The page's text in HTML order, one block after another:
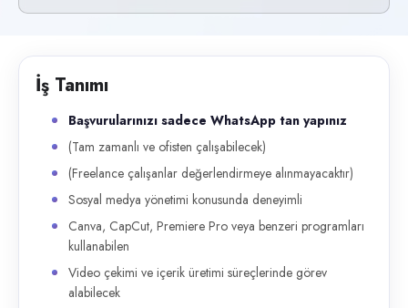
İlan açıklaması
İş Tanımı
Başvurularınızı sadece WhatsApp tan yapınız
(Tam zamanlı ve ofisten çalışabilecek)
(Freelance çalışanlar değerlendirmeye alınmayacaktır)
Sosyal medya yönetimi konusunda deneyimli
Canva, CapCut, Premiere Pro veya benzeri programları
kullanabilen
Video çekimi ve içerik üretimi süreçlerinde görev
alabilecek